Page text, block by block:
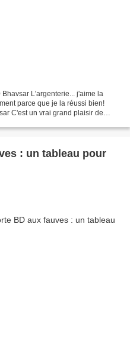
parce que je la réussi bien!
: un tableau pour